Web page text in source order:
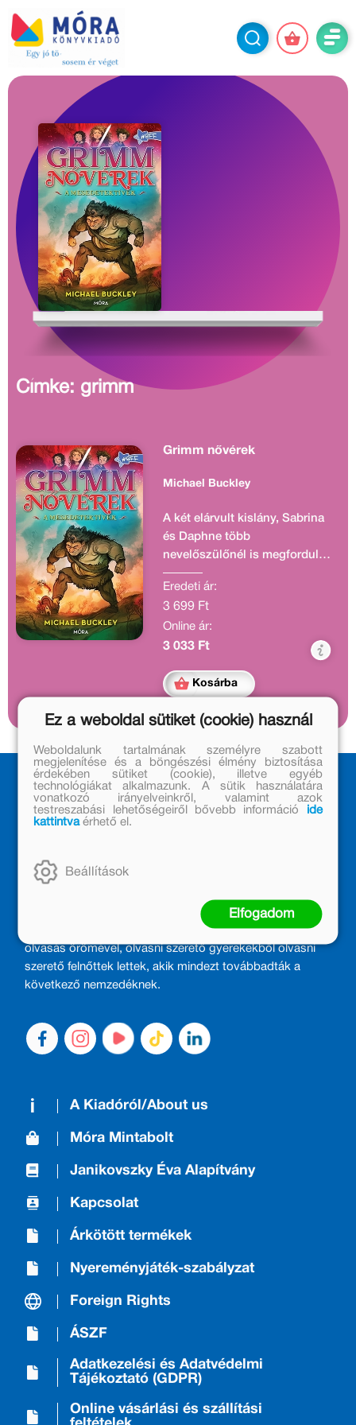
Címke: grimm
Grimm nővérek
Michael Buckley
A két elárvult kislány, Sabrina
és Daphne több
nevelőszülőnél is megfordult
már, végül New Overlands
különös városkájában köt ki,
mikor váratlanul jelentkezik
értük a halottnak hitt
nagymamájuk, Relda Grimm.
meglepetések is várnak:
Grimm testvérek
meséi valójában megtörtént
eseményekről szólnak.
Eredeti ár:
3 699 Ft
Online ár:
3 033 Ft
Kosárba
MÓRA KÖNYVKIADÓ – 1950 ÓTA
Kiadónk generációkat ajándékozott és ajándékoz meg az
olvasás örömével, olvasni szerető gyerekekből olvasni
szerető felnőttek lettek, akik mindezt továbbadták a
következő nemzedéknek.
A Kiadóról/About us
Móra Mintabolt
Janikovszky Éva Alapítvány
Kapcsolat
Árkötött termékek
Nyereményjáték-szabályzat
Foreign Rights
ÁSZF
Adatkezelési és Adatvédelmi
Tájékoztató (GDPR)
Online vásárlási és szállítási
Ez a weboldal sütiket (cookie) használ
Weboldalunk tartalmának személyre szabott
megjelenítése és a böngészési élmény biztosítása
érdekében sütiket (cookie), illetve egyéb
technológiákat alkalmazunk. A sütik használatára
vonatkozó irányelveinkről, valamint azok
testreszabási lehetőségeiről bővebb információ
ide
kattintvaérhető el.
Beállítások
Elfogadom